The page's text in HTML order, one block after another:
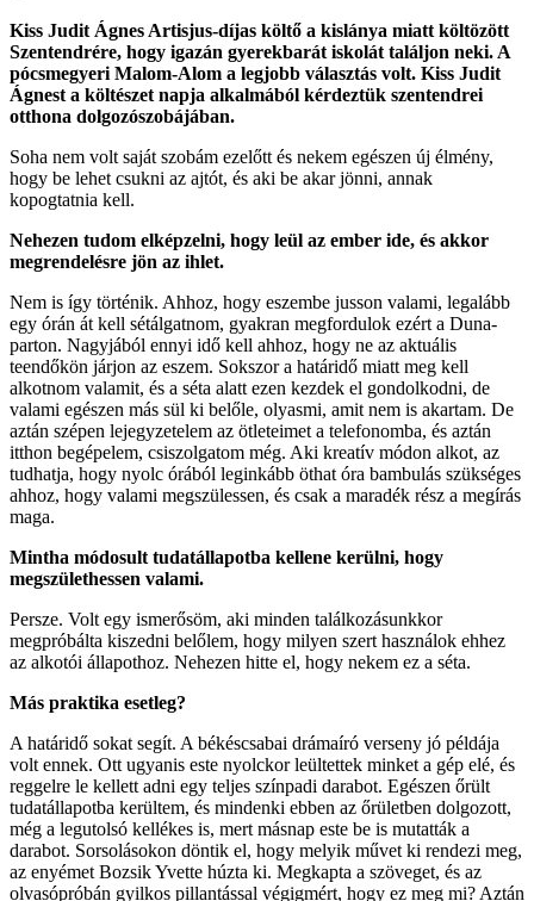
Kiss Judit Ágnes Artisjus-díjas költő a kislánya miatt költözött
Szentendrére, hogy igazán gyerekbarát iskolát találjon neki. A
pócsmegyeri Malom-Alom a legjobb választás volt. Kiss Judit
Ágnest a költészet napja alkalmából kérdeztük szentendrei
otthona dolgozószobájában.
Soha nem volt saját szobám ezelőtt és nekem egészen új élmény,
hogy be lehet csukni az ajtót, és aki be akar jönni, annak
kopogtatnia kell.
Nehezen tudom elképzelni, hogy leül az ember ide, és akkor
megrendelésre jön az ihlet.
Nem is így történik. Ahhoz, hogy eszembe jusson valami, legalább
egy órán át kell sétálgatnom, gyakran megfordulok ezért a Duna-
parton. Nagyjából ennyi idő kell ahhoz, hogy ne az aktuális
teendőkön járjon az eszem. Sokszor a határidő miatt meg kell
alkotnom valamit, és a séta alatt ezen kezdek el gondolkodni, de
valami egészen más sül ki belőle, olyasmi, amit nem is akartam. De
aztán szépen lejegyzetelem az ötleteimet a telefonomba, és aztán
itthon begépelem, csiszolgatom még. Aki kreatív módon alkot, az
tudhatja, hogy nyolc órából leginkább öthat óra bambulás szükséges
ahhoz, hogy valami megszülessen, és csak a maradék rész a megírás
maga.
Mintha módosult tudatállapotba kellene kerülni, hogy
megszülethessen valami.
Persze. Volt egy ismerősöm, aki minden találkozásunkkor
megpróbálta kiszedni belőlem, hogy milyen szert használok ehhez
az alkotói állapothoz. Nehezen hitte el, hogy nekem ez a séta.
Más praktika esetleg?
A határidő sokat segít. A békéscsabai drámaíró verseny jó példája
volt ennek. Ott ugyanis este nyolckor leültettek minket a gép elé, és
reggelre le kellett adni egy teljes színpadi darabot. Egészen őrült
tudatállapotba kerültem, és mindenki ebben az őrületben dolgozott,
még a legutolsó kellékes is, mert másnap este be is mutatták a
darabot. Sorsolásokon döntik el, hogy melyik művet ki rendezi meg,
az enyémet Bozsik Yvette húzta ki. Megkapta a szöveget, és az
olvasópróbán gyilkos pillantással végigmért, hogy ez meg mi? Aztán